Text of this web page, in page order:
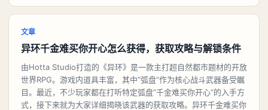
文章
异环千金难买你开心怎么获得，获取攻略与解锁条件
由Hotta Studio打造的《异环》是一款主打超自然都市题材的开放
世界RPG。游戏内道具丰富，其中“弧盘”作为核心战斗武器备受瞩
目。最近，不少玩家都在打听特定弧盘“千金难买你开心”的入手方
式，接下来就为大家详细揭晓该武器的获取攻略。异环千金难买你